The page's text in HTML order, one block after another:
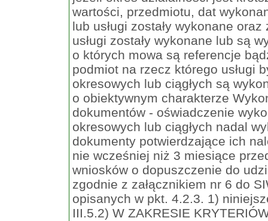
wartości, przedmiotu, dat
lub usługi zostały wykonane
usługi zostały wykonane lub są
o których mowa są referencje
podmiot na rzecz którego usługi
okresowych lub ciągłych są
o obiektywnym charakterze
dokumentów - oświadczenie
okresowych lub ciągłych nadal
dokumenty potwierdzające ich
nie wcześniej niż 3 miesiące
wniosków o dopuszczenie do
zgodnie z załącznikiem nr 6 do
opisanych w pkt. 4.2.3. 1)
III.5.2) W ZAKRESIE